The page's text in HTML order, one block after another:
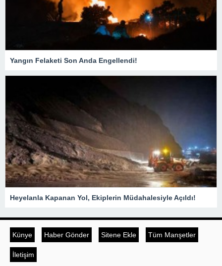
Yangın Felaketi Son Anda Engellendi!
Heyelanla Kapanan Yol, Ekiplerin Müdahalesiyle Açıldı!
Künye Haber Gönder Sitene Ekle Tüm Manşetler
İletişim